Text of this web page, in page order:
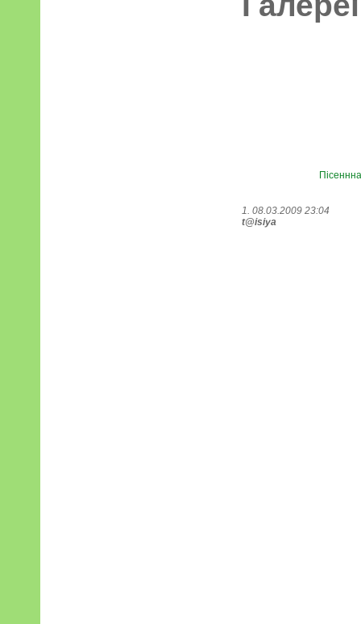
1. 08.03.2009 23:04
t@isiya